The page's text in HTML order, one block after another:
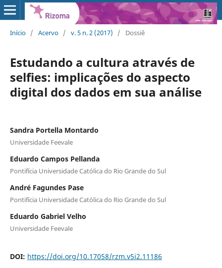
Início / Acervo / v. 5 n. 2 (2017) / Dossiê
Estudando a cultura através de
selfies: implicações do aspecto
digital dos dados em sua análise
Sandra Portella Montardo
Universidade Feevale
Eduardo Campos Pellanda
Pontifícia Universidade Católica do Rio Grande do Sul
André Fagundes Pase
Pontifícia Universidade Católica do Rio Grande do Sul
Eduardo Gabriel Velho
Universidade Feevale
DOI: https://doi.org/10.17058/rzm.v5i2.11186